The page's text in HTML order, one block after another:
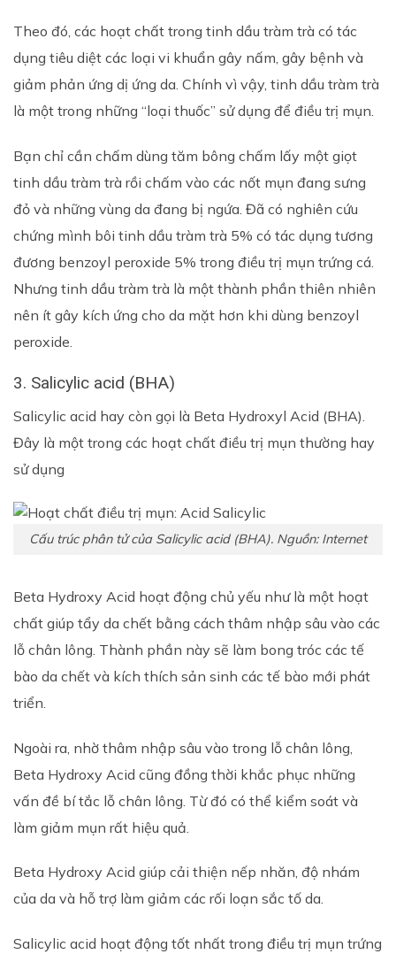
Theo đó, các hoạt chất trong tinh dầu tràm trà có tác
dụng tiêu diệt các loại vi khuẩn gây nấm, gây bệnh và
giảm phản ứng dị ứng da. Chính vì vậy, tinh dầu tràm trà
là một trong những “loại thuốc” sử dụng để điều trị mụn.
Bạn chỉ cần chấm dùng tăm bông chấm lấy một giọt
tinh dầu tràm trà rồi chấm vào các nốt mụn đang sưng
đỏ và những vùng da đang bị ngứa. Đã có nghiên cứu
chứng mình bôi tinh dầu tràm trà 5% có tác dụng tương
đương benzoyl peroxide 5% trong điều trị mụn trứng cá.
Nhưng tinh dầu tràm trà là một thành phần thiên nhiên
nên ít gây kích ứng cho da mặt hơn khi dùng benzoyl
peroxide.
3. Salicylic acid (BHA)
Salicylic acid hay còn gọi là Beta Hydroxyl Acid (BHA).
Đây là một trong các hoạt chất điều trị mụn thường hay
sử dụng
Cấu trúc phân tử của Salicylic acid (BHA). Nguồn: Internet
Beta Hydroxy Acid hoạt động chủ yếu như là một hoạt
chất giúp tẩy da chết bằng cách thâm nhập sâu vào các
lỗ chân lông. Thành phần này sẽ làm bong tróc các tế
bào da chết và kích thích sản sinh các tế bào mới phát
triển.
Ngoài ra, nhờ thâm nhập sâu vào trong lỗ chân lông,
Beta Hydroxy Acid cũng đồng thời khắc phục những
vấn đề bí tắc lỗ chân lông. Từ đó có thể kiểm soát và
làm giảm mụn rất hiệu quả.
Beta Hydroxy Acid giúp cải thiện nếp nhăn, độ nhám
của da và hỗ trợ làm giảm các rối loạn sắc tố da.
Salicylic acid hoạt động tốt nhất trong điều trị mụn trứng